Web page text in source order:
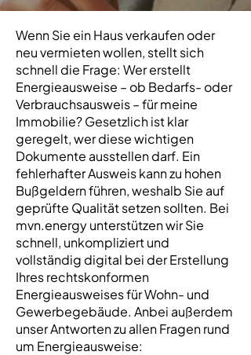
Wenn Sie ein Haus verkaufen oder
neu vermieten wollen, stellt sich
schnell die Frage: Wer erstellt
Energieausweise – ob Bedarfs- oder
Verbrauchsausweis – für meine
Immobilie? Gesetzlich ist klar
geregelt, wer diese wichtigen
Dokumente ausstellen darf. Ein
fehlerhafter Ausweis kann zu hohen
Bußgeldern führen, weshalb Sie auf
geprüfte Qualität setzen sollten. Bei
mvn.energy unterstützen wir Sie
schnell, unkompliziert und
vollständig digital bei der Erstellung
Ihres rechtskonformen
Energieausweises für Wohn- und
Gewerbegebäude. Anbei außerdem
unser Antworten zu allen Fragen rund
um Energieausweise: